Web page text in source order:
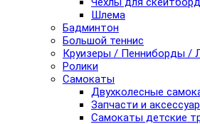
Шлема
Бадминтон
Большой теннис
Круизеры / Пенниборды /
Ролики
Самокаты
Двухколесные
Запчасти и
Самокаты детские